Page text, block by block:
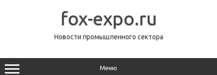
fox-expo.ru
Новости промышленного сектора
Меню